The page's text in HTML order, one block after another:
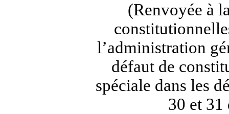
(Renvoyée à
l’administration
défaut de
spéciale dans les
30 et 31